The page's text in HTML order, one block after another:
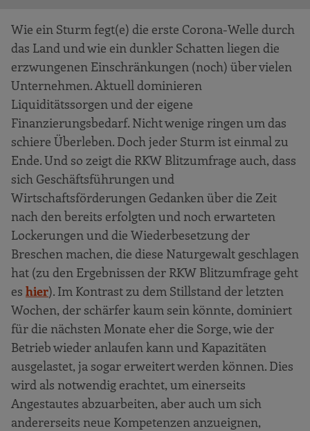
Wie ein Sturm fegt(e) die erste Corona-Welle durch
das Land und wie ein dunkler Schatten liegen die
erzwungenen Einschränkungen (noch) über vielen
Unternehmen. Aktuell dominieren
Liquiditätssorgen und der eigene
Finanzierungsbedarf. Nicht wenige ringen um das
schiere Überleben. Doch jeder Sturm ist einmal zu
Ende. Und so zeigt die RKW Blitzumfrage auch, dass
sich Geschäftsführungen und
Wirtschaftsförderungen Gedanken über die Zeit
nach den bereits erfolgten und noch erwarteten
Lockerungen und die Wiederbesetzung der
Breschen machen, die diese Naturgewalt geschlagen
hat (zu den Ergebnissen der RKW Blitzumfrage geht
es hier). Im Kontrast zu dem Stillstand der letzten
Wochen, der schärfer kaum sein könnte, dominiert
für die nächsten Monate eher die Sorge, wie der
Betrieb wieder anlaufen kann und Kapazitäten
ausgelastet, ja sogar erweitert werden können. Dies
wird als notwendig erachtet, um einerseits
Angestautes abzuarbeiten, aber auch um sich
andererseits neue Kompetenzen anzueignen,